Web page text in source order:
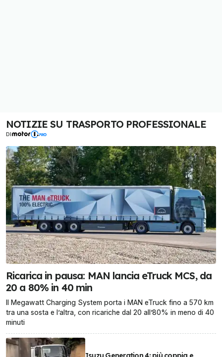
NOTIZIE SU TRASPORTO PROFESSIONALE
DI
Ricarica in pausa: MAN lancia eTruck MCS, da
20 a 80% in 40 min
Il Megawatt Charging System porta i MAN eTruck fino a 570 km
tra una sosta e l’altra, con ricariche dal 20 all’80% in meno di 40
minuti